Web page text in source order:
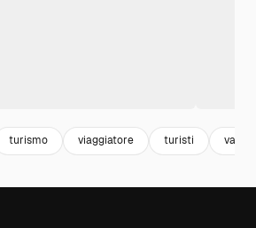
turismo viaggiatore turisti